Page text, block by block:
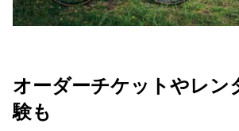
オーダーチケットやレン
験も